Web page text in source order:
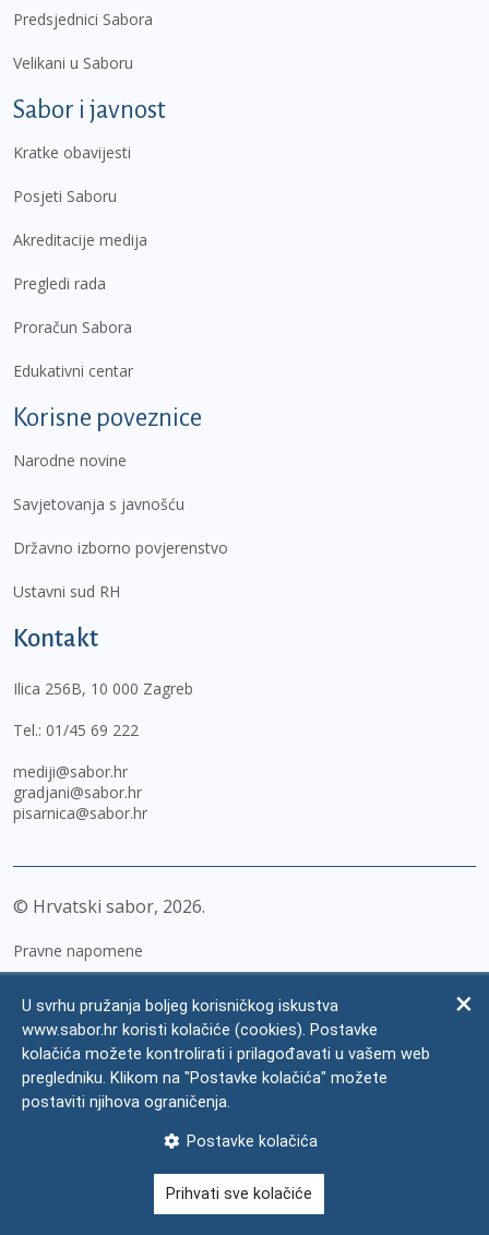
Predsjednici Sabora
Velikani u Saboru
Sabor i javnost
Kratke obavijesti
Posjeti Saboru
Akreditacije medija
Pregledi rada
Proračun Sabora
Edukativni centar
Korisne poveznice
Narodne novine
Savjetovanja s javnošću
Državno izborno povjerenstvo
Ustavni sud RH
Kontakt
Ilica 256B, 10 000 Zagreb
Tel.: 01/45 69 222
mediji@sabor.hr
gradjani@sabor.hr
pisarnica@sabor.hr
© Hrvatski sabor, 2026
Pravne napomene
Zaštita osobnih podataka
Impressum
Česta pitanja
U svrhu pružanja boljeg korisničkog iskustva
www.sabor.hr koristi kolačiće (cookies). Postavke
kolačića možete kontrolirati i prilagođavati u vašem web
pregledniku. Klikom na "Postavke kolačića" možete
postaviti njihova ograničenja.
Postavke kolačića
Prihvati sve kolačiće